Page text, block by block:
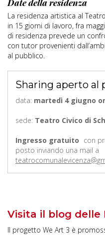
Date della residenza
La residenza artistica al
in 15 giorni di lavoro, fra
di residenza prevede un
con tutor provenienti
al pubblico.
Sharing aperto al
data: martedì 4 giugno
sede: Teatro Civico di
Ingresso gratuito con
posto inviando una mail a
Visita il blog delle
Il progetto We Art 3 è